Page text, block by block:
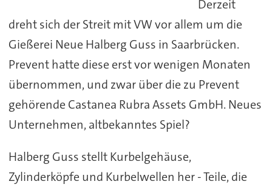
Derzeit
dreht sich der Streit mit VW vor allem um die
Gießerei Neue Halberg Guss in Saarbrücken.
Prevent hatte diese erst vor wenigen Monaten
übernommen, und zwar über die zu Prevent
gehörende Castanea Rubra Assets GmbH. Neues
Unternehmen, altbekanntes Spiel?
Halberg Guss stellt Kurbelgehäuse,
Zylinderköpfe und Kurbelwellen her - Teile, die